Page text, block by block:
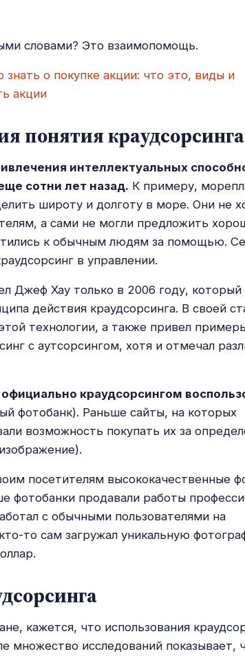
словами? Это взаимопомощь.
знать о покупке акции: что это, виды и
акции
понятия краудсорсинга
интеллектуальных
сотни лет назад. К примеру,
широту и долготу в море. Они не
а сами не могли предложить
к обычным людям за помощью.
в управлении.
Джеф Хау только в 2006 году, который
действия краудсорсинга. В своей
технологии, а также привел
с аутсорсингом, хотя и отмечал
краудсорсингом
фотобанк). Раньше сайты, на которых
возможность покупать их за
посетителям высококачественные
фотобанки продавали работы
с обычными пользователями на
то сам загружал уникальную
кажется, что использования
множество исследований показывает,